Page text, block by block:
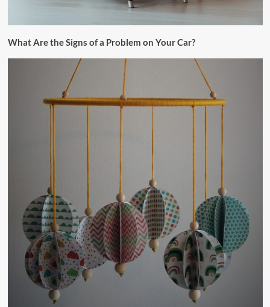
What Are the Signs of a Problem on Your Car?